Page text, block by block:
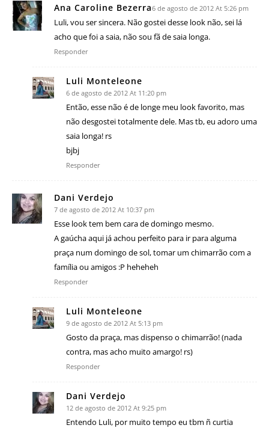
Ana Caroline Bezerra6 de agosto de 2012 At 5:26 pm
Luli, vou ser sincera. Não gostei desse look não, sei lá
acho que foi a saia, não sou fã de saia longa.
Responder
Luli Monteleone
6 de agosto de 2012 At 11:20 pm
Então, esse não é de longe meu look favorito, mas
não desgostei totalmente dele. Mas tb, eu adoro uma
saia longa! rs
bjbj
Responder
Dani Verdejo
7 de agosto de 2012 At 10:37 pm
Esse look tem bem cara de domingo mesmo.
A gaúcha aqui já achou perfeito para ir para alguma
praça num domingo de sol, tomar um chimarrão com a
família ou amigos :P heheheh
Responder
Luli Monteleone
9 de agosto de 2012 At 5:13 pm
Gosto da praça, mas dispenso o chimarrão! (nada
contra, mas acho muito amargo! rs)
Responder
Dani Verdejo
12 de agosto de 2012 At 9:25 pm
Entendo Luli, por muito tempo eu tbm ñ curtia